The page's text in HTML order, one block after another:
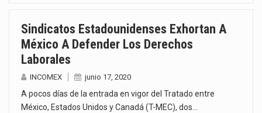
Sindicatos Estadounidenses Exhortan A
México A Defender Los Derechos
Laborales
INCOMEX junio 17, 2020
A pocos días de la entrada en vigor del Tratado entre
México, Estados Unidos y Canadá (T-MEC), dos…